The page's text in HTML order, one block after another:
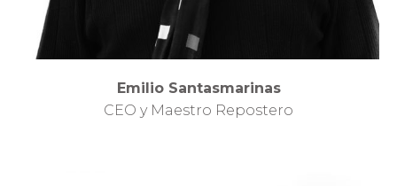
Emilio Santasmarinas
CEO y Maestro Repostero